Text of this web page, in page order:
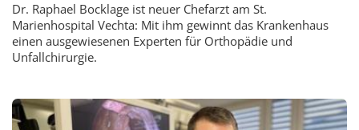
Dr. Raphael Bocklage ist neuer Chefarzt am St.
Marienhospital Vechta: Mit ihm gewinnt das Krankenhaus
einen ausgewiesenen Experten für Orthopädie und
Unfallchirurgie.